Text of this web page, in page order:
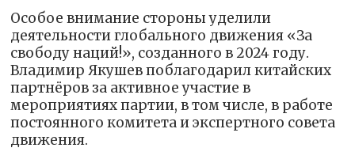
Особое внимание стороны уделили
деятельности глобального движения «За
свободу наций!», созданного в 2024 году.
Владимир Якушев поблагодарил китайских
партнёров за активное участие в
мероприятиях партии, в том числе, в работе
постоянного комитета и экспертного совета
движения.